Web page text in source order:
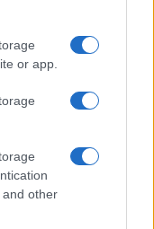
or app.
other